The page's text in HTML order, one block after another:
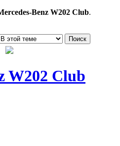
Benz W202 Club.
W202 Club